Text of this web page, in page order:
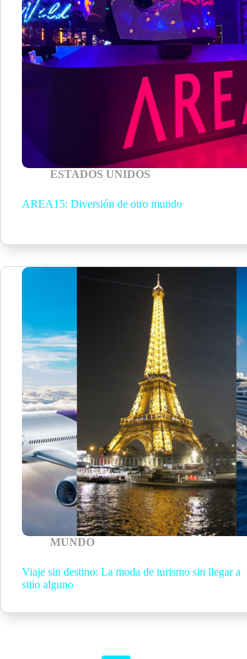
ESTADOS UNIDOS
AREA15: Diversión de otro mundo
MUNDO
Viaje sin destino: La moda de turismo sin llegar a
sitio alguno